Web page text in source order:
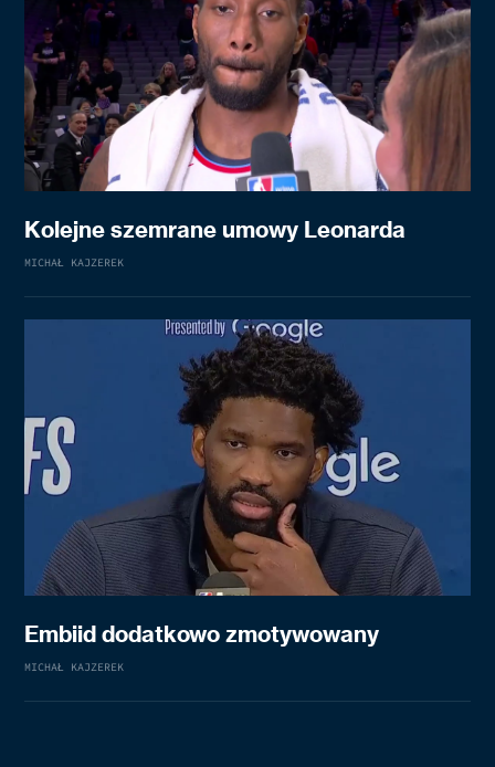
Kolejne szemrane umowy Leonarda
MICHAŁ KAJZEREK
Embiid dodatkowo zmotywowany
MICHAŁ KAJZEREK